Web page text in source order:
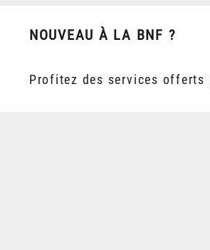
NOUVEAU À LA BNF ?
Profitez des services offerts